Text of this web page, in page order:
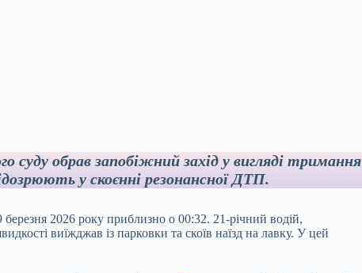
суду обрав запобіжний захід у вигляді тримання
у скоєнні резонансної ДТП.
березня 2026 року приблизно о 00:32. 21-річний водій,
виїжджав із парковки та скоїв наїзд на лавку. У цей